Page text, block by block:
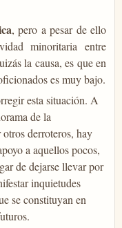
, pero a pesar de ello
minoritaria entre
la causa, es que en
es muy bajo.
esta situación. A
de la
derroteros, hay
a aquellos pocos,
de dejarse llevar por
inquietudes
se constituyan en